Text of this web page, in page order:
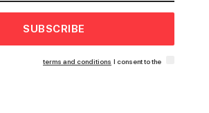
SUBSCRIBE
I consent to the
terms and conditions